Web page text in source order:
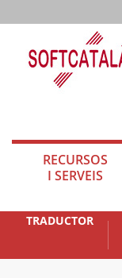
RECURSOS
I SERVEIS
TRADUCTOR